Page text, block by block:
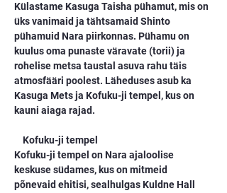
Külastame Kasuga Taisha pühamut, mis on
üks vanimaid ja tähtsamaid Shinto
pühamuid Nara piirkonnas. Pühamu on
kuulus oma punaste väravate (torii) ja
rohelise metsa taustal asuva rahu täis
atmosfääri poolest. Läheduses asub ka
Kasuga Mets ja Kofuku-ji tempel, kus on
kauni aiaga rajad.
Kofuku-ji tempel
Kofuku-ji tempel on Nara ajaloolise
keskuse südames, kus on mitmeid
põnevaid ehitisi, sealhulgas Kuldne Hall